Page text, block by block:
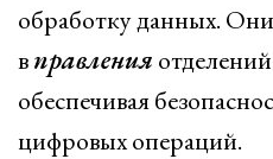
обработку данных.
вправления
обеспечивая
цифровых операций.